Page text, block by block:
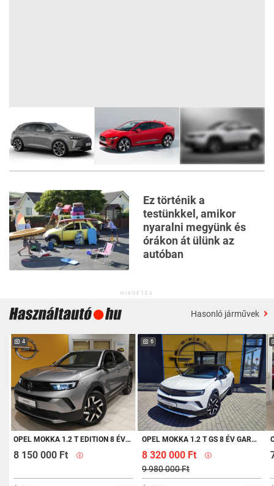
Ez történik a
testünkkel, amikor
nyaralni megyünk és
órákon át ülünk az
autóban
HIRDETÉS
Hasonló járművek
4
OPEL MOKKA 1.2 T EDITION 8 ÉV GARANCIA. AKÁR 2.99%-OS THM-EL AZ OPEL WALLISTÓL!
8 150 000 Ft
6
OPEL MOKKA 1.2 T GS 8 ÉV GARANCIÁVAL!
8 320 000 Ft
9 980 000 Ft